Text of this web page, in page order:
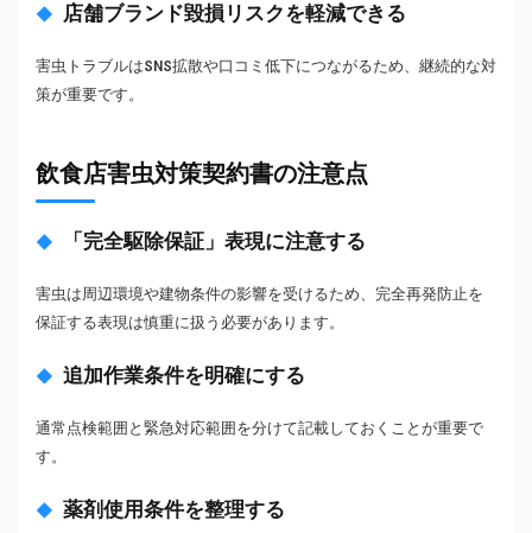
店舗ブランド毀損リスクを軽減できる
害虫トラブルはSNS拡散や口コミ低下につながるため、継続的な対
策が重要です。
飲食店害虫対策契約書の注意点
「完全駆除保証」表現に注意する
害虫は周辺環境や建物条件の影響を受けるため、完全再発防止を
保証する表現は慎重に扱う必要があります。
追加作業条件を明確にする
通常点検範囲と緊急対応範囲を分けて記載しておくことが重要で
す。
薬剤使用条件を整理する